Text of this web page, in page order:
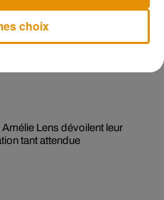
sort enfin le remix de « Love
» avec Kylie Minogue
Amélie Lens dévoilent leur
tant attendue
choix